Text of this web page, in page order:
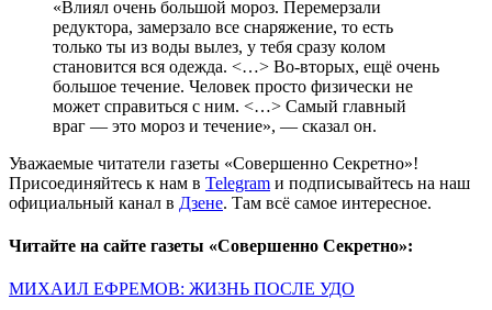
«Влиял очень большой мороз. Перемерзали
редуктора, замерзало все снаряжение, то есть
только ты из воды вылез, у тебя сразу колом
становится вся одежда. <…> Во-вторых, ещё очень
большое течение. Человек просто физически не
может справиться с ним. <…> Самый главный
враг — это мороз и течение», — сказал он.
Уважаемые читатели газеты «Совершенно Секретно»!
Присоединяйтесь к нам в Telegram и подписывайтесь на наш
официальный канал в Дзене. Там всё самое интересное.
Читайте на сайте газеты «Совершенно Секретно»:
МИХАИЛ ЕФРЕМОВ: ЖИЗНЬ ПОСЛЕ УДО